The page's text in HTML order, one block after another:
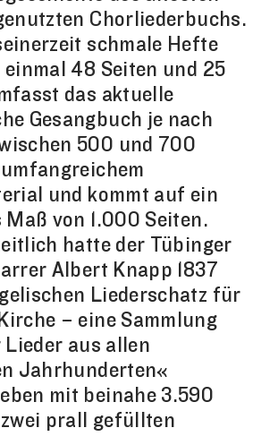
Chorliederbuchs.
schmale Hefte
einmal 48 Seiten und 25
das aktuelle
Gesangbuch je nach
500 und 700
und kommt auf ein
von 1.000 Seiten.
hatte der Tübinger
Albert Knapp 1837
Liederschatz für
– eine Sammlung
aus allen
Jahrhunderten«
mit beinahe 3.590
prall gefüllten